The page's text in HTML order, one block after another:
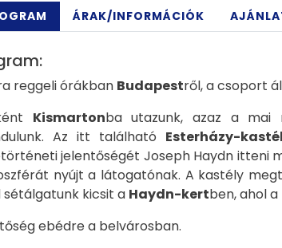
ÁRAK/INFORMÁCIÓK
reggeli órákban Budapestről, a csoport
Kismartonba utazunk, azaz a mai
Az itt található Esterházy-
jelentőségét Joseph Haydn itteni
nyújt a látogatónak. A kastély
sétálgatunk kicsit a Haydn-kertben, ahol
ebédre a belvárosban.